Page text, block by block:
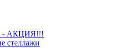
- АКЦИЯ!!!
стеллажи